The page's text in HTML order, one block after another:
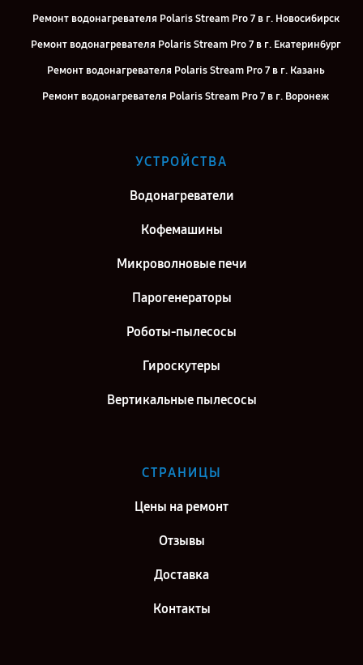
Ремонт водонагревателя Polaris Stream Pro 7 в г. Новосибирск
Ремонт водонагревателя Polaris Stream Pro 7 в г. Екатеринбург
Ремонт водонагревателя Polaris Stream Pro 7 в г. Казань
Ремонт водонагревателя Polaris Stream Pro 7 в г. Воронеж
Ремонт водонагревателя Polaris Stream Pro 7 в г. Москва
Ремонт водонагревателя Polaris Stream Pro 7 в г. Санкт-Петербург
УСТРОЙСТВА
Водонагреватели
Кофемашины
Микроволновые печи
Парогенераторы
Роботы-пылесосы
Гироскутеры
Вертикальные пылесосы
СТРАНИЦЫ
Цены на ремонт
Отзывы
Доставка
Контакты